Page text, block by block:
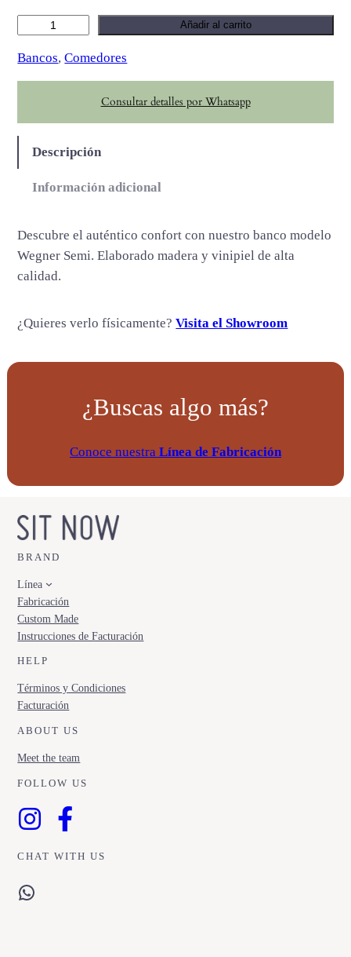
g
n
r
e
c
a
d
Añadir al carrito
Bancos, Comedores
Consultar detalles por Whatsapp
Descripción
Información adicional
Descubre el auténtico confort con nuestro banco modelo
Wegner Semi. Elaborado madera y vinipiel de alta
calidad.
¿Quieres verlo físicamente?Visita el Showroom
¿Buscas algo más?
Conoce nuestra Línea de Fabricación
BRAND
Línea
Fabricación
Custom Made
Instrucciones de Facturación
HELP
Términos y Condiciones
Facturación
ABOUT US
Meet the team
FOLLOW US
CHAT WITH US
WhatsApp